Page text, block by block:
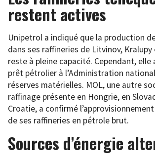
restent actives
Unipetrol a indiqué que la production
dans ses raffineries de Litvinov,
reste à pleine capacité. Cependant, elle
prêt pétrolier à l’Administration
réserves matérielles. MOL, une autre
raffinage présente en Hongrie, en
Croatie, a confirmé
de ses raffineries en pétrole brut.
Sources d’énergie